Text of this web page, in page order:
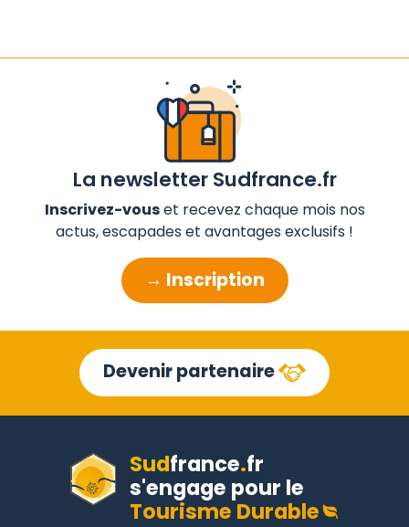
La newsletter Sudfrance.fr
Inscrivez-vouset recevez chaque mois nos
actus, escapades et avantages exclusifs !
→ Inscription
Devenir partenaire
Sudfrance.fr
s'engage pour le
Tourisme Durable